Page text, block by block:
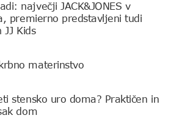
največji JACK&JONES v
premierno predstavljeni tudi
JJ Kids
materinstvo
stensko uro doma? Praktičen in
dom